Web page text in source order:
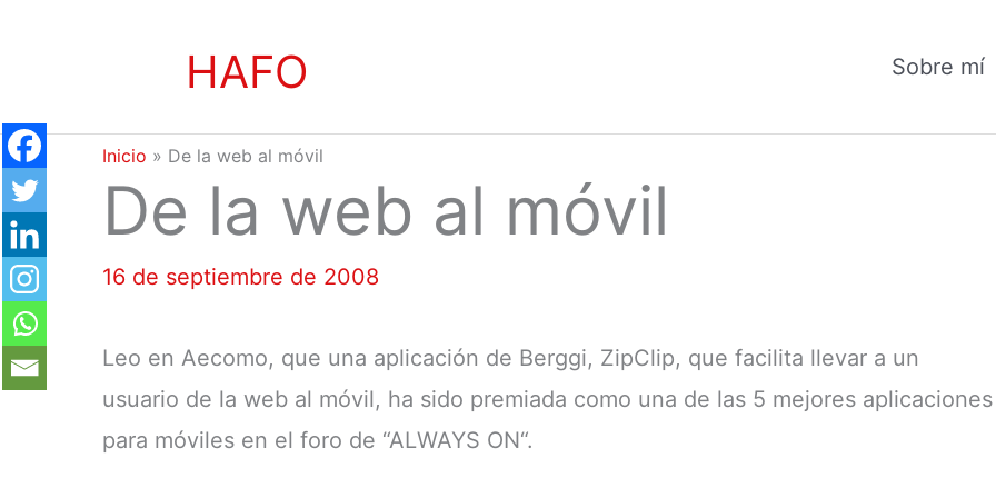
HAFO Sobre mí
Inicio » De la web al móvil
De la web al móvil
16 de septiembre de 2008
Leo en Aecomo, que una aplicación de Berggi, ZipClip, que facilita llevar a un
usuario de la web al móvil, ha sido premiada como una de las 5 mejores aplicaciones
para móviles en el foro de “ALWAYS ON“.